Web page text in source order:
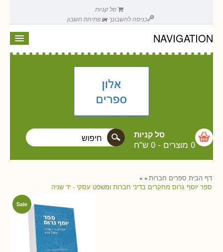
סל קניות
כניסה לחשבונך אופתיחת חשבון
NAVIGATION
סל קניות
0 מוצרים - 0 ש"ח
דף הבית » ספרים חברות »
ספר יוסף גרוס מחקרים בדיני חברות ומשפט עסקי - יד שניה
Sale